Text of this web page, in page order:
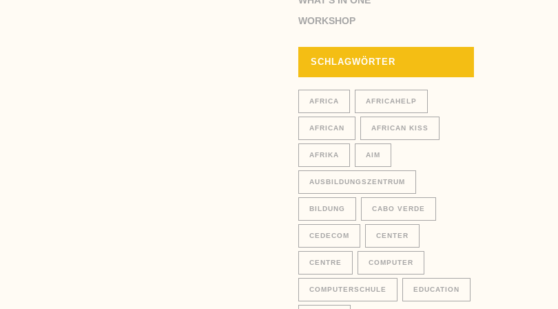
WORKSHOP
SCHLAGWÖRTER
AFRICA AFRICAHELP
AFRICAN AFRICAN KISS
AFRIKA AIM
AUSBILDUNGSZENTRUM
BILDUNG CABO VERDE
CEDECOM CENTER
CENTRE COMPUTER
COMPUTERSCHULE EDUCATION